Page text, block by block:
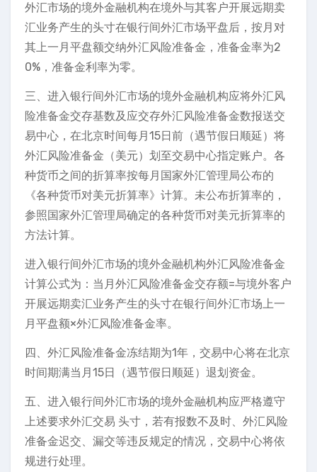
外汇市场的境外金融机构在境外与其客户开展远期卖
汇业务产生的头寸在银行间外汇市场平盘后，按月对
其上一月平盘额交纳外汇风险准备金，准备金率为2
0%，准备金利率为零。
三、进入银行间外汇市场的境外金融机构应将外汇风
险准备金交存基数及应交存外汇风险准备金数报送交
易中心，在北京时间每月15日前（遇节假日顺延）将
外汇风险准备金（美元）划至交易中心指定账户。各
种货币之间的折算率按每月国家外汇管理局公布的
《各种货币对美元折算率》计算。未公布折算率的，
参照国家外汇管理局确定的各种货币对美元折算率的
方法计算。
进入银行间外汇市场的境外金融机构外汇风险准备金
计算公式为：当月外汇风险准备金交存额=与境外客户
开展远期卖汇业务产生的头寸在银行间外汇市场上一
月平盘额×外汇风险准备金率。
四、外汇风险准备金冻结期为1年，交易中心将在北京
时间期满当月15日（遇节假日顺延）退划资金。
五、进入银行间外汇市场的境外金融机构应严格遵守
上述要求外汇交易 头寸，若有报数不及时、外汇风险
准备金迟交、漏交等违反规定的情况，交易中心将依
规进行处理。